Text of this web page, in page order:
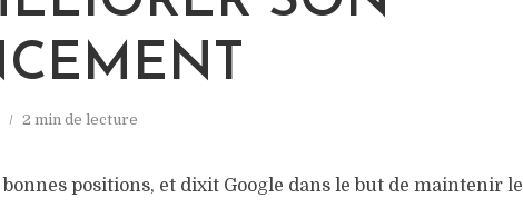
2 min de lecture
positions, et dixit Google dans le but de maintenir le